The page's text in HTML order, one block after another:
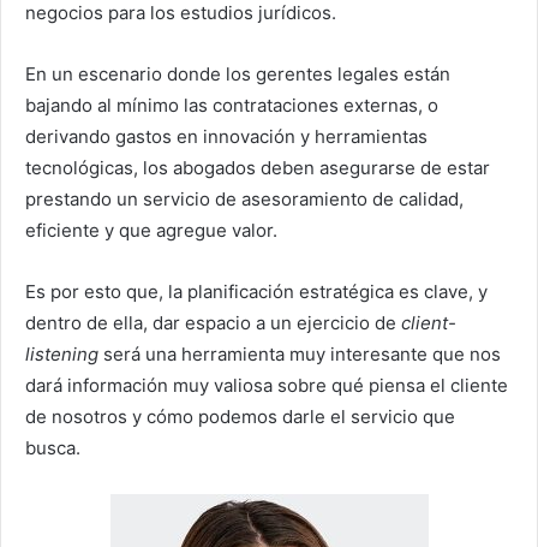
negocios para los estudios jurídicos.
En un escenario donde los gerentes legales están
bajando al mínimo las contrataciones externas, o
derivando gastos en innovación y herramientas
tecnológicas, los abogados deben asegurarse de estar
prestando un servicio de asesoramiento de calidad,
eficiente y que agregue valor.
Es por esto que, la planificación estratégica es clave, y
dentro de ella, dar espacio a un ejercicio de client-
listening será una herramienta muy interesante que nos
dará información muy valiosa sobre qué piensa el cliente
de nosotros y cómo podemos darle el servicio que
busca.